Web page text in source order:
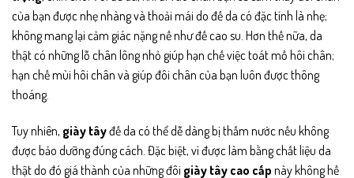
của bạn được nhẹ nhàng và thoải mái do đế da có đặc tính là nhẹ;
không mang lại cảm giác nặng nề như đế cao su. Hơn thế nữa, da
thật có những lỗ chân lông nhỏ giúp hạn chế việc toát mồ hôi chân;
hạn chế mùi hôi chân và giúp đôi chân của bạn luôn được thông
thoáng.
Tuy nhiên, giày tâyđế da có thể dễ dàng bị thấm nước nếu không
được bảo dưỡng đúng cách. Đặc biệt, vì được làm bằng chất liệu da
thật do đó giá thành của những đôi giày tây cao cấp này không hề